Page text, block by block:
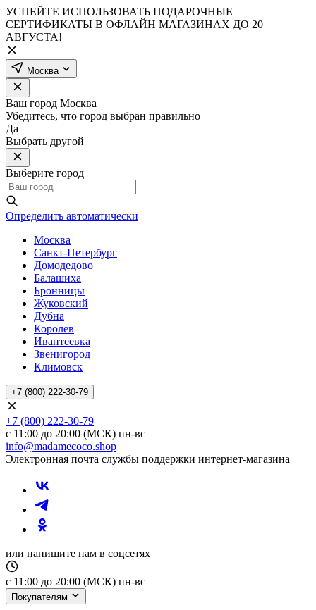
УСПЕЙТЕ ИСПОЛЬЗОВАТЬ ПОДАРОЧНЫЕ
СЕРТИФИКАТЫ В ОФЛАЙН МАГАЗИНАХ ДО 20
АВГУСТА!
Москва
Ваш город Москва
Убедитесь, что город выбран правильно
Да
Выбрать другой
Выберите город
Определить автоматически
Москва
Санкт-Петербург
Домодедово
Балашиха
Бронницы
Жуковский
Дубна
Королев
Ивантеевка
Звенигород
Климовск
+7 (800) 222-30-79
+7 (800) 222-30-79
с 11:00 до 20:00 (МСК) пн-вс
info@madamecoco.shop
Электронная почта службы поддержки интернет-магазина
или напишите нам в соцсетях
с 11:00 до 20:00 (МСК) пн-вс
Покупателям